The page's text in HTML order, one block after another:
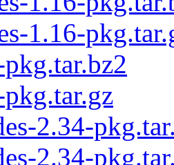
1.16-
2.34-
2.34-